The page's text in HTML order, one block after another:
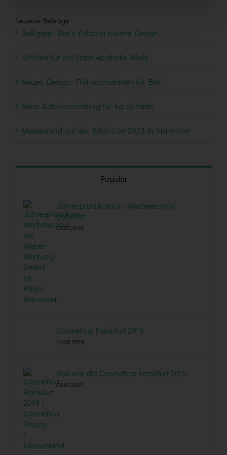
Neueste Beiträge
Delligsen: Biel’s Pylon in neuem Design
Schilder für die Stadt-Apotheke Alfeld
Neues Design: Frühstückskarten für Biel
Neue Autobeschriftung für Fa. Schade
Messestand auf der BiblioCon 2023 in Hannover
Popular
Jahrespraktikant/in (Werbetechnik)
gesucht!
03.07.2019
Cosmetica Frankfurt 2019
14.06.2019
Das war die Cosmetica Frankfurt 2019
03.07.2019